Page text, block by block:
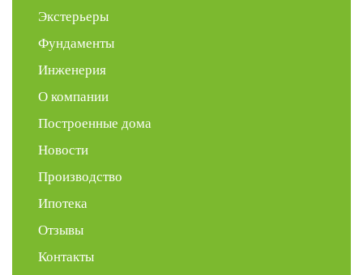
Экстерьеры
Фундаменты
Инженерия
О компании
Построенные дома
Новости
Производство
Ипотека
Отзывы
Контакты